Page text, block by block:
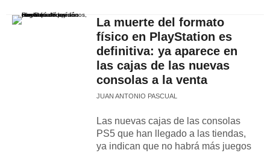
La muerte del formato
físico en PlayStation es
definitiva: ya aparece en
las cajas de las nuevas
consolas a la venta
JUAN ANTONIO PASCUAL
Las nuevas cajas de las consolas
PS5 que han llegado a las tiendas,
ya indican que no habrá más juegos